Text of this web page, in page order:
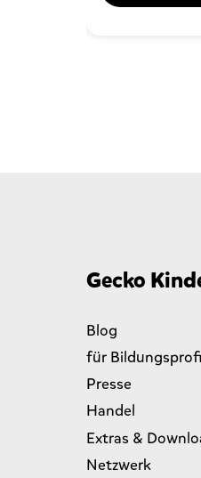
Gecko
Blog
für
Presse
Handel
Extras &
Netzwerk